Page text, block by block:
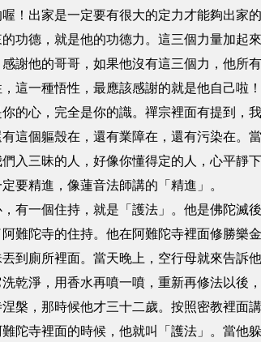
！出家是一定要有很大的定力才能夠出家
功德，就是他的功德力。這三個力量加起
謝他的哥哥，如果他沒有這三個力，他所
這一種悟性，最應該感謝的就是他自己啦！
的心，完全是你的識。禪宗裡面有提到，
這個軀殼在，還有業障在，還有污染在。
入三昧的人，好像你懂得定的人，心平靜
要精進，像蓮音法師講的「精進」。
有一個住持，就是「護法」。他是佛陀滅
難陀寺的住持。他在阿難陀寺裡面修勝樂
到廁所裡面。當天晚上，空行母就來告訴
乾淨，用香水再噴一噴，重新再修法以後，
槃，那時候他才三十二歲。按照密教裡面
陀寺裡面的時候，他就叫「護法」。當他